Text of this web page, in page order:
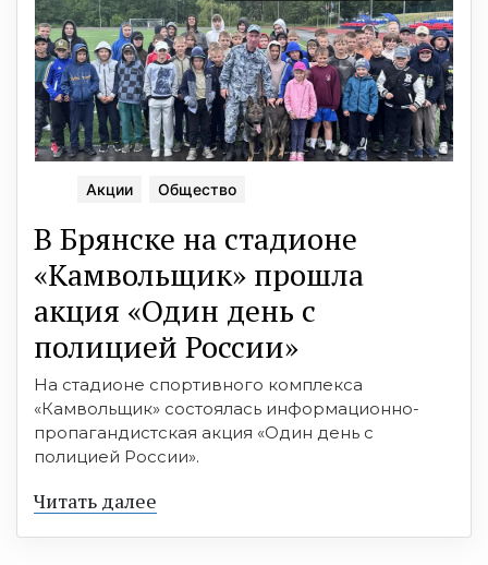
Акции Общество
В Брянске на стадионе
«Камвольщик» прошла
акция «Один день с
полицией России»
На стадионе спортивного комплекса
«Камвольщик» состоялась информационно-
пропагандистская акция «Один день с
полицией России».
Читать далее